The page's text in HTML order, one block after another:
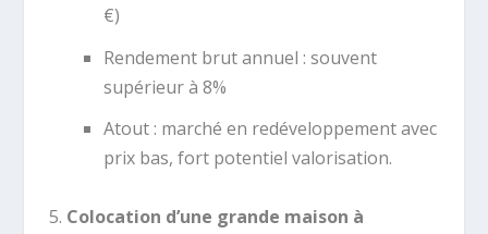
€)
Rendement brut annuel : souvent
supérieur à 8%
Atout : marché en redéveloppement avec
prix bas, fort potentiel valorisation.
Colocation d’une grande maison à